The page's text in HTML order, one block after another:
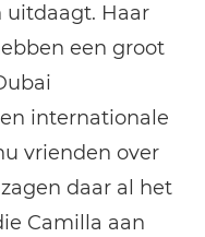
uitdaagt. Haar
een groot
internationale
vrienden over
daar al het
Camilla aan